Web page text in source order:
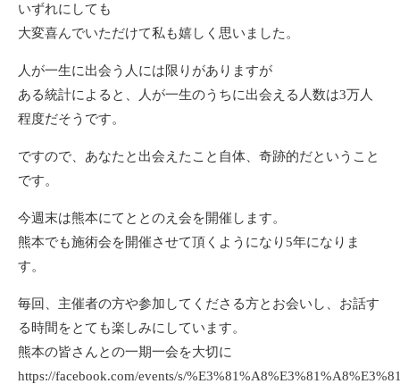
いずれにしても
大変喜んでいただけて私も嬉しく思いました。
人が一生に出会う人には限りがありますが
ある統計によると、人が一生のうちに出会える人数は3万人
程度だそうです。
ですので、あなたと出会えたこと自体、奇跡的だということ
です。
今週末は熊本にてととのえ会を開催します。
熊本でも施術会を開催させて頂くようになり5年になりま
す。
毎回、主催者の方や参加してくださる方とお会いし、お話す
る時間をとても楽しみにしています。
熊本の皆さんとの一期一会を大切に
https://facebook.com/events/s/